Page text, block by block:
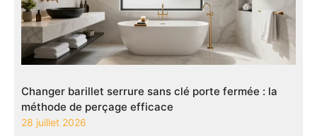
Changer barillet serrure sans clé porte fermée : la
méthode de perçage efficace
28 juillet 2026